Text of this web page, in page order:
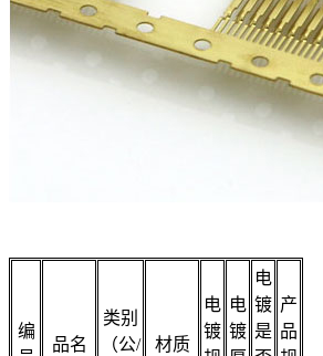
编
品名
类别
（公/
材质
电
镀
电
镀
电
镀
是
产
品